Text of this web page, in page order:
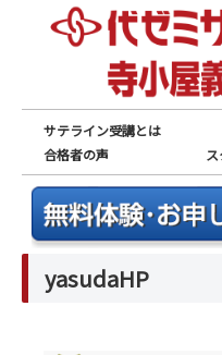
サテライン受講とは
合格者の声
yasudaHP